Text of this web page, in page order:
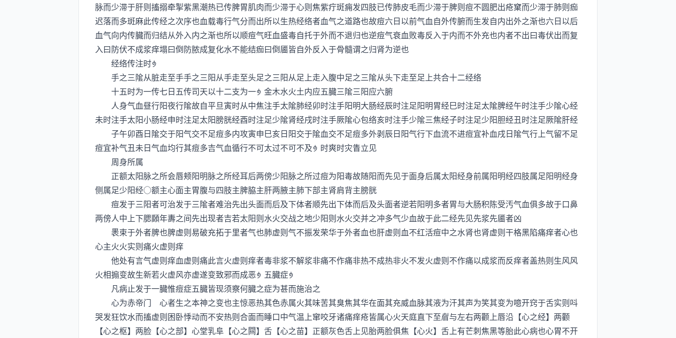
脉而少滞于肝则搐搦牵掣紫黑潮热已传脾胃肌肉而少滞于心则焦紫疔斑痈发四肢已传肺皮毛而少滞于脾则痘不圆肥出疮窠而少滞于肺则痂
迟落而多斑麻此传经之次序也血载毒行气分而出所以生热经络者血气之道路也故痘六日以前气血自外传腑而生发自内出外之渐也六日以后
血气向内传臓而归结从外入内之渐也所以顺痘气旺血盛毒自托于外而不退归也逆痘气衰血败毒反入于内而不外充也内者不出曰毒伏出而复
入曰防伏不成浆痒塌曰倒防脓成复化水不能结痂曰倒靥皆自外反入于骨髓谓之归肾为逆也
经络传注时
手之三隂从脏走至手手之三阳从手走至头足之三阳从足上走入腹中足之三隂从头下走至足上共合十二经络
十五时为一传七日五传司天以十二支为一金木水火土内应五臓三隂三阳应六腑
人身气血昼行阳夜行隂故自平旦寅时从中焦注手太隂肺经卯时注手阳明大肠经辰时注足阳明胃经巳时注足太隂脾经午时注手少隂心经
未时注手太阳小肠经申时注足太阳膀胱经酉时注足少隂肾经戌时注手厥隂心包络亥时注手少隂三焦经子时注足少阳胆经丑时注足厥隂肝经
子午卯酉日隂交于阳气交不足痘多内攻寅申巳亥日阳交于隂血交不足痘多外剥辰日阳气行下血流不进痘宜补血戌日隂气行上气留不足
痘宜补气丑未日气血均行其痘多吉气血循行不可太过不可不及时爽时灾眚立见
周身所属
正额太阳脉之所会唇颊阳明脉之所经耳后两傍少阳脉之所过痘为阳毒故随阳而先见于面身后属太阳经身前属阳明经四肢属足阳明经身
侧属足少阳经○额主心面主胃腹与四肢主脾脇主肝两腋主肺下部主肾肩背主膀胱
痘发于三阳者可治发于三隂者难治先出头面而后及下体者顺先出下体而后及头面者逆若阳明多者胃与大肠积陈受汚气血俱多故于口鼻
两傍人中上下腮頥年夀之间先出现者吉若太阳则水火交战之地少阳则水火交并之冲多气少血故于此二经先见先浆先靥者凶
褁束于外者脾也脾虚则易破充拓于里者气也肺虚则气不振发荣华于外者血也肝虚则血不红活痘中之水肾也肾虚则干格黑陷痛痒者心也
心主火火实则痛火虚则痒
他处有言气虚则痒血虚则痛此言火虚则痒者毒非浆不解浆非痛不作痛非热不成热非火不发火虚则不作痛以成浆而反痒者盖热则生风风
火相搧变故生新若火虚风亦虚遂变致邪而成恶五臓症
凡病止发于一臓惟痘症五臓皆现须察何臓之症为甚而施治之
心为赤帝门 心者生之本神之变也主惊恶热其色赤属火其味苦其臭焦其华在面其充威血脉其液为汗其声为笑其变为噫开窍于舌实则呌
哭发狂饮水而搐虚则困卧悸动而不安热则合面而睡口中气温上窜咬牙诸痛痒疮皆属心火天庭直下至睂与左右两颧上唇沿【心之经】两颧
【心之枢】两脸【心之部】心堂乳阜【心之闗】舌【心之苗】正额灰色舌上见胎两脸俱焦【心火】舌上有芒刺焦黑等胎此心病也心胃不开